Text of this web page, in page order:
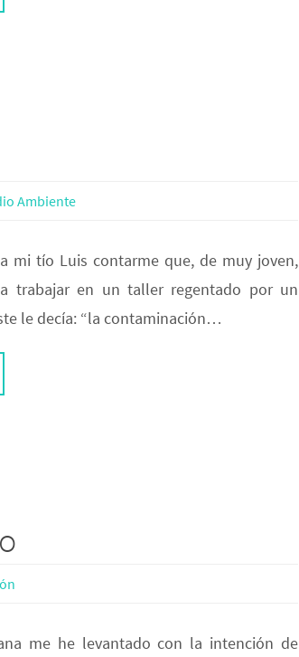
Ambiente
mi tío Luis contarme que, de muy joven,
trabajar en un taller regentado por un
le decía: “la contaminación…
me he levantado con la intención de